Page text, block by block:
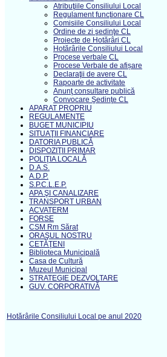
Atribuţiile Consiliului Local
Regulament funcţionare CL
Comisiile Consiliului Local
Ordine de zi şedinţe CL
Proiecte de Hotărâri CL
Hotărârile Consiliului Local
Procese verbale CL
Procese Verbale de afișare
Declaraţii de avere CL
Rapoarte de activitate
Anunţ consultare publică
Convocare Şedinţe CL
APARAT PROPRIU
REGULAMENTE
BUGET MUNICIPIU
SITUAŢII FINANCIARE
DATORIA PUBLICĂ
DISPOZIŢII PRIMAR
POLIŢIA LOCALĂ
D.A.S.
A.D.P.
S.P.C.L.E.P.
APA ŞI CANALIZARE
TRANSPORT URBAN
ACVATERM
FORSE
CSM Rm Sărat
ORAŞUL NOSTRU
CETĂŢENI
Biblioteca Municipală
Casa de Cultură
Muzeul Municipal
STRATEGIE DEZVOLTARE
GUV. CORPORATIVĂ
Hotărârile Consiliului Local pe anul 2020